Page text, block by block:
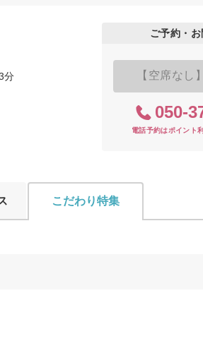
分
ご予約・
【空席なし
050-
電話予約はポイント
こだわり特集